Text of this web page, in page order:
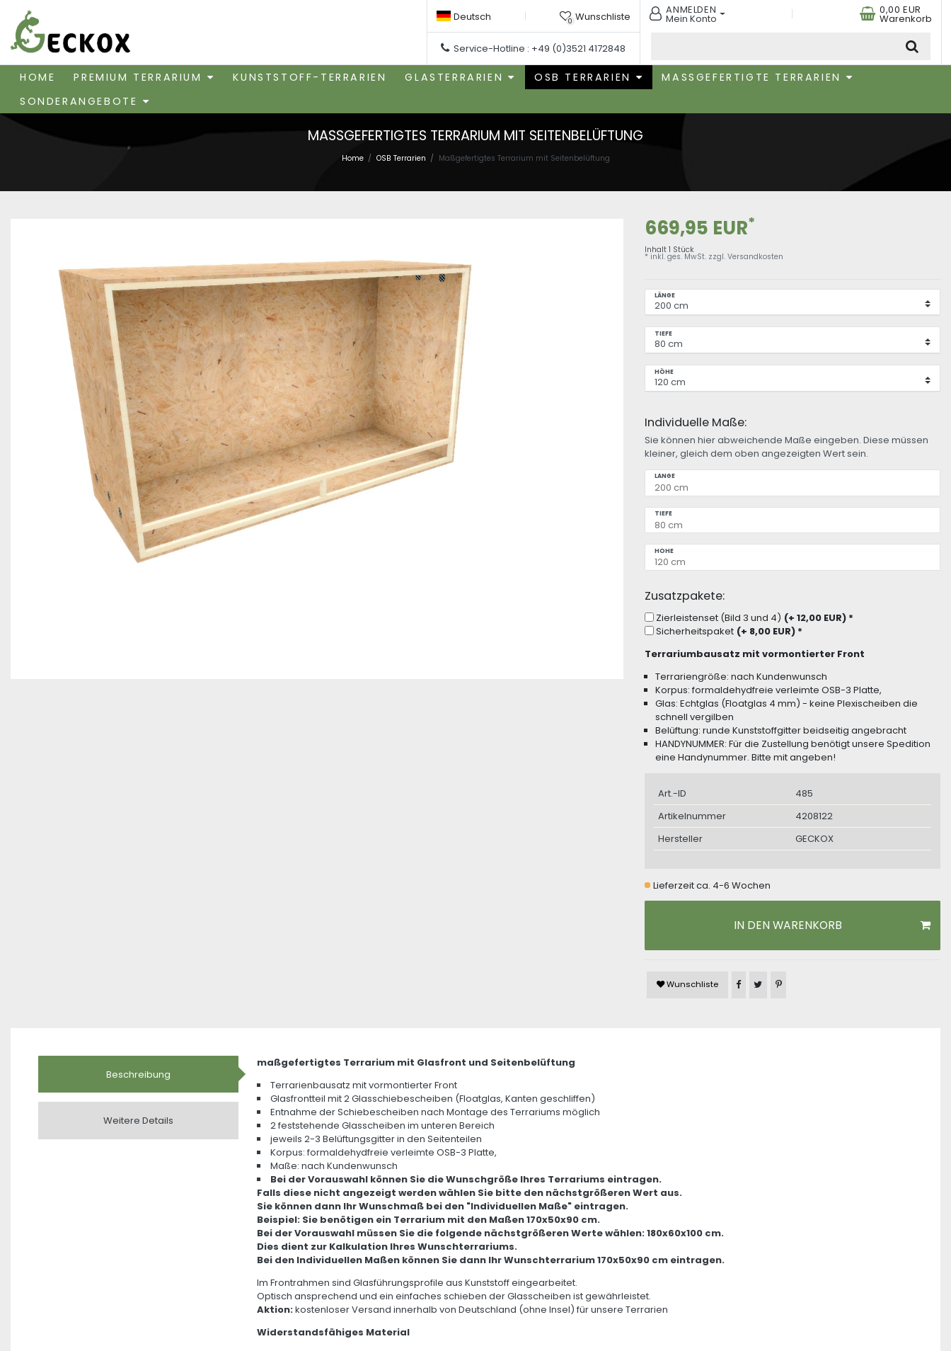
Deutsch 0 Wunschliste
Service-Hotline : +49 (0)3521 4172848
ANMELDEN
Mein Konto
0,00 EUR
Warenkorb
HOME PREMIUM TERRARIUM KUNSTSTOFF-TERRARIEN GLASTERRARIEN OSB TERRARIEN
MASSGEFERTIGTE TERRARIEN
SONDERANGEBOTE
MASSGEFERTIGTES TERRARIUM MIT SEITENBELÜFTUNG
Home OSB Terrarien Maßgefertigtes Terrarium mit Seitenbelüftung
669,95 EUR*
Inhalt 1 Stück
* inkl. ges. MwSt. zzgl. Versandkosten
LÄNGE
TIEFE
HÖHE
Individuelle Maße:
Sie können hier abweichende Maße eingeben. Diese müssen
kleiner, gleich dem oben angezeigten Wert sein.
LÄNGE
TIEFE
HÖHE
Zusatzpakete:
Zierleistenset (Bild 3 und 4) (+ 12,00 EUR)*
Sicherheitspaket (+ 8,00 EUR)*
Terrariumbausatz mit vormontierter Front
Terrariengröße: nach Kundenwunsch
Korpus: formaldehydfreie verleimte OSB-3 Platte,
Glas: Echtglas (Floatglas 4 mm) - keine Plexischeiben die
schnell vergilben
Belüftung: runde Kunststoffgitter beidseitig angebracht
HANDYNUMMER: Für die Zustellung benötigt unsere Spedition
eine Handynummer. Bitte mit angeben!
Art.-ID
485
Artikelnummer
4208122
Hersteller
GECKOX
Lieferzeit ca. 4-6 Wochen
IN DEN WARENKORB
Wunschliste Artikel auf Facebook teilen
Artikel auf Twitter teilen
Artikel auf Pinterest teilen
Beschreibung
Weitere Details
maßgefertigtes Terrarium mit Glasfront und Seitenbelüftung
Terrarienbausatz mit vormontierter Front
Glasfrontteil mit 2 Glasschiebescheiben (Floatglas, Kanten geschliffen)
Entnahme der Schiebescheiben nach Montage des Terrariums möglich
2 feststehende Glasscheiben im unteren Bereich
jeweils 2-3 Belüftungsgitter in den Seitenteilen
Korpus: formaldehydfreie verleimte OSB-3 Platte,
Maße: nach Kundenwunsch
Bei der Vorauswahl können Sie die Wunschgröße Ihres Terrariums eintragen.
Falls diese nicht angezeigt werden wählen Sie bitte den nächstgrößeren Wert aus.
Sie können dann Ihr Wunschmaß bei den "Individuellen Maße" eintragen.
Beispiel: Sie benötigen ein Terrarium mit den Maßen 170x50x90 cm.
Bei der Vorauswahl müssen Sie die folgende nächstgrößeren Werte wählen: 180x60x100 cm.
Dies dient zur Kalkulation Ihres Wunschterrariums.
Bei den Individuellen Maßen können Sie dann Ihr Wunschterrarium 170x50x90 cm eintragen.
Im Frontrahmen sind Glasführungsprofile aus Kunststoff eingearbeitet.
Optisch ansprechend und ein einfaches schieben der Glasscheiben ist gewährleistet.
Aktion:kostenloser Versand innerhalb von Deutschland (ohne Insel) für unsere Terrarien
Widerstandsfähiges Material